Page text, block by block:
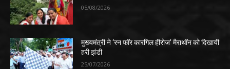
05/08/2026
मुख्यमंत्री ने ‘रन फॉर कारगिल हीरोज’ मैराथॉन को दिखायी
हरी झंडी
25/07/2026